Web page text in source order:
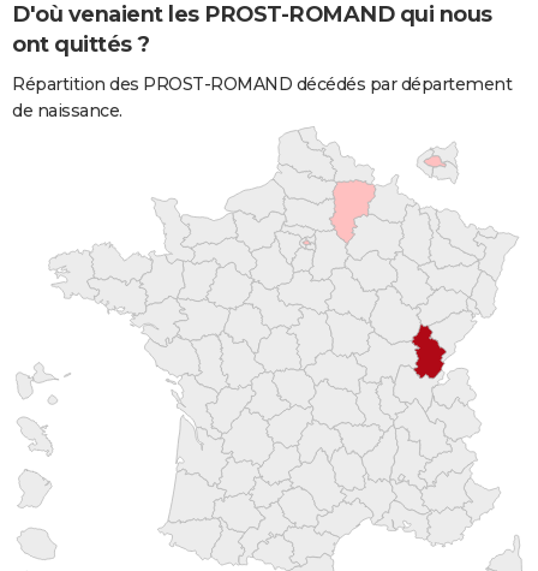
D'où venaient les PROST-ROMAND qui nous
ont quittés ?
Répartition des PROST-ROMAND décédés par département
de naissance.